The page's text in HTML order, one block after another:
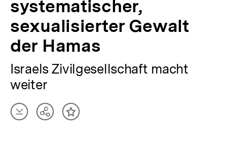
systematischer,
sexualisierter Gewalt
der Hamas
Israels Zivilgesellschaft macht
weiter
Artikel
herunterladen
TeilenInhalt